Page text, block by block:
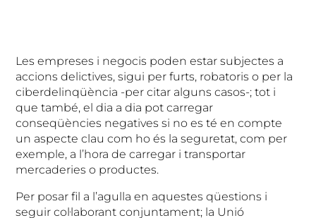
Les empreses i negocis poden estar subjectes a
accions delictives, sigui per furts, robatoris o per la
ciberdelinqüència -per citar alguns casos-; tot i
que també, el dia a dia pot carregar
conseqüències negatives si no es té en compte
un aspecte clau com ho és la seguretat, com per
exemple, a l’hora de carregar i transportar
mercaderies o productes.
Per posar fil a l’agulla en aquestes qüestions i
seguir col·laborant conjuntament; la Unió